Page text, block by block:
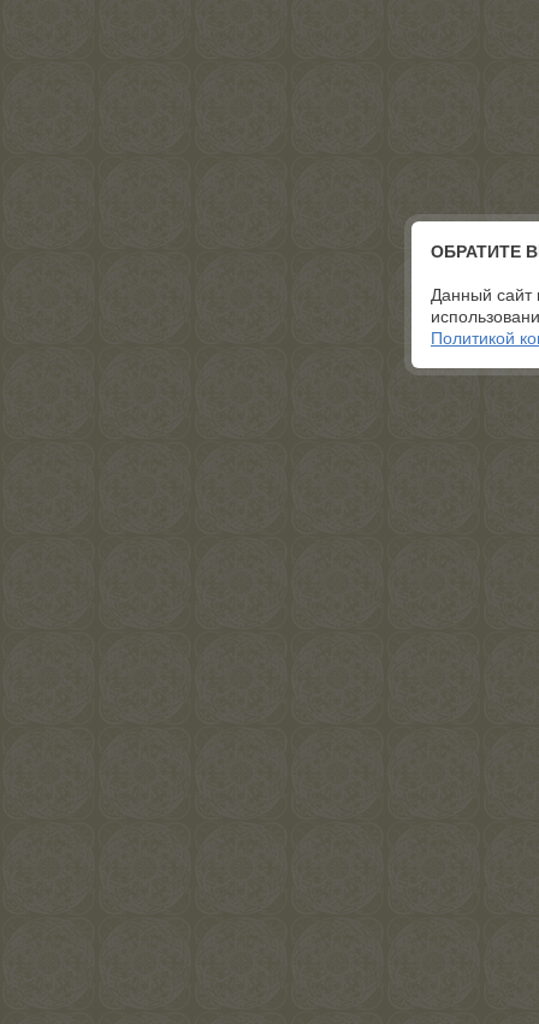
ОБРАТИТЕ
Данный сайт
Политикой